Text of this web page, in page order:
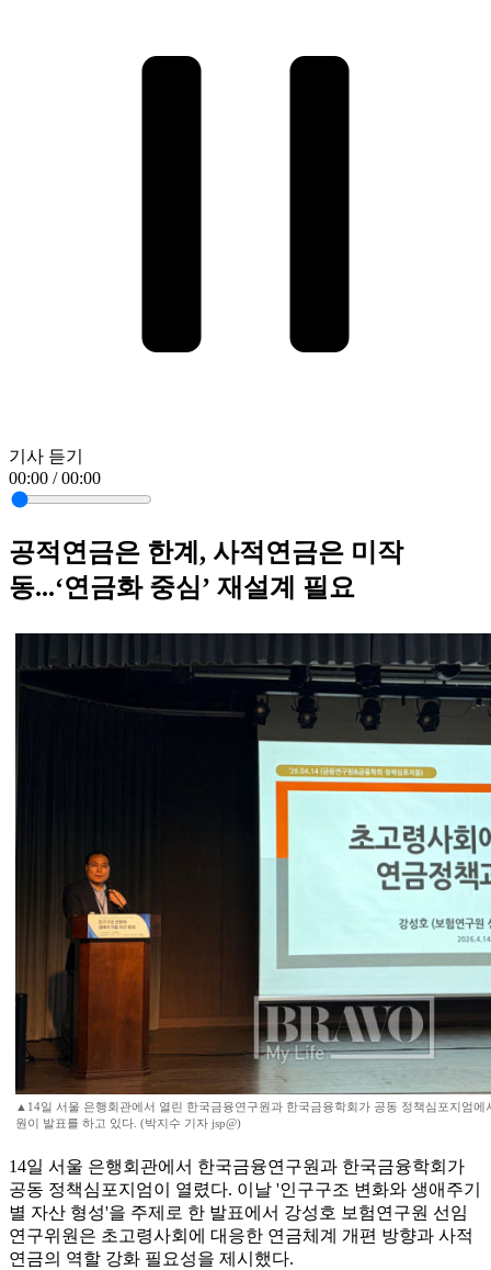
기사 듣기
00:00 / 00:00
공적연금은 한계, 사적연금은 미작
동...‘연금화 중심’ 재설계 필요
▲14일 서울 은행회관에서 열린 한국금융연구원과 한국금융학회가 공동 정책심포지엄
원이 발표를 하고 있다. (박지수 기자 jsp@)
14일 서울 은행회관에서 한국금융연구원과 한국금융학회가
공동 정책심포지엄이 열렸다. 이날 '인구구조 변화와 생애주기
별 자산 형성'을 주제로 한 발표에서 강성호 보험연구원 선임
연구위원은 초고령사회에 대응한 연금체계 개편 방향과 사적
연금의 역할 강화 필요성을 제시했다.